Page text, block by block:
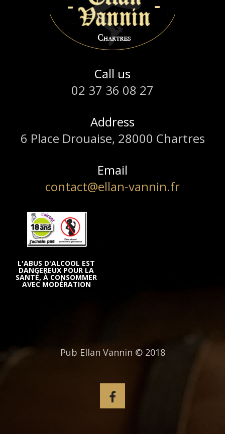
Call us
02 37 36 08 27
Address
6 Place Drouaise, 28000 Chartres
Email
contact@ellan-vannin.fr
L'ABUS D'ALCOOL EST
DANGEREUX POUR LA
SANTÉ, À CONSOMMER
AVEC MODÉRATION
Pub Ellan Vannin © 2018